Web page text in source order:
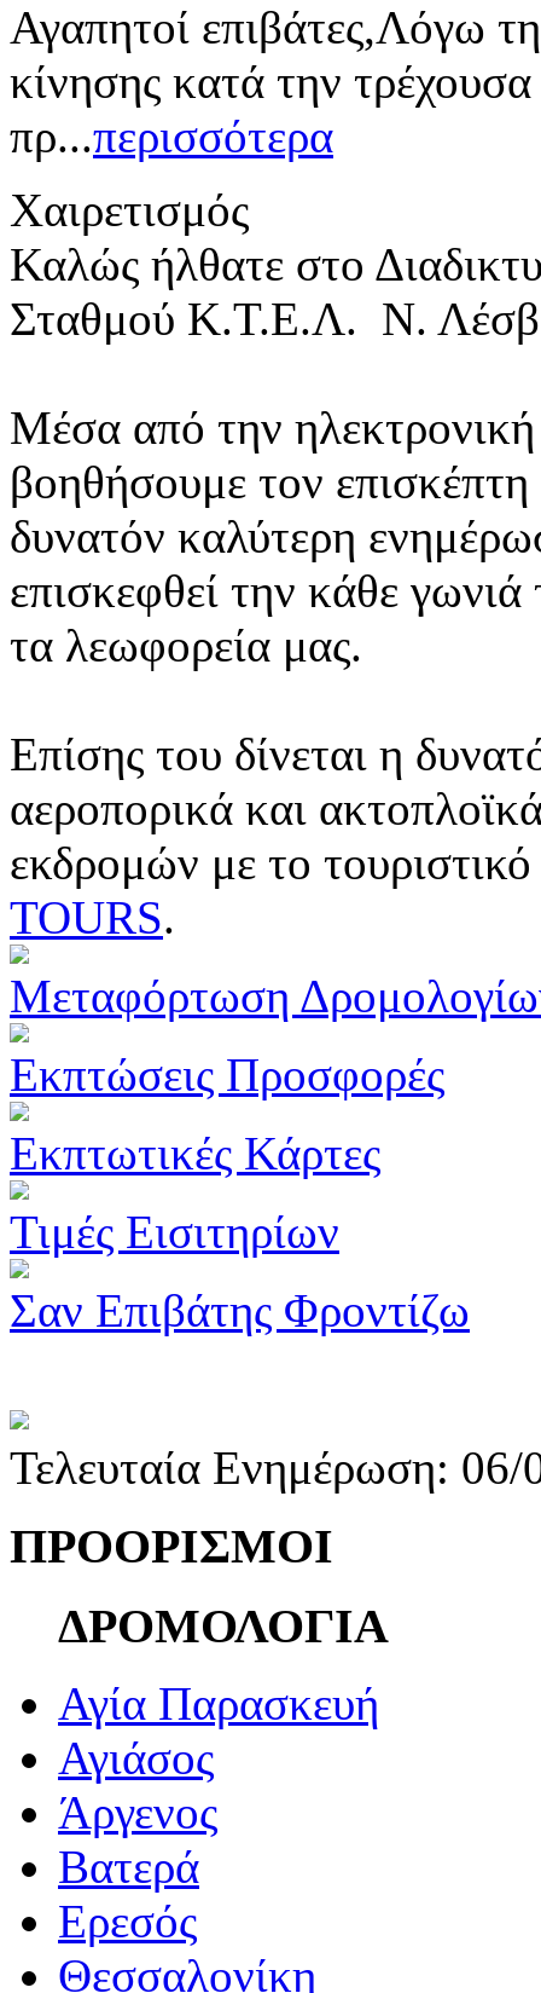
Αγαπητοί επιβάτες,Λόγω
κίνησης κατά την
πρ...περισσότερα
Χαιρετισμός
Καλώς ήλθατε στο
Σταθμού Κ.Τ.Ε.Λ. Ν.
Μέσα από την ηλεκτρονική
βοηθήσουμε τον
δυνατόν καλύτερη
επισκεφθεί την κάθε
τα λεωφορεία μας.
Επίσης του δίνεται η
αεροπορικά και
εκδρομών με το
TOURS.
Μεταφόρτωση
Εκπτώσεις Προσφορές
Εκπτωτικές Κάρτες
Τιμές Εισιτηρίων
Σαν Επιβάτης Φροντίζω
Τελευταία Ενημέρωση:
ΠΡΟΟΡΙΣΜΟΙ
ΔΡΟΜΟΛΟΓΙΑ
Αγία Παρασκευή
Αγιάσος
Άργενος
Βατερά
Ερεσός
Θεσσαλονίκη